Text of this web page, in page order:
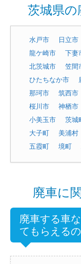
茨城県
水戸市 日立市
龍ケ崎市
下妻
北茨城市
笠間
ひたちなか市
那珂市
筑西市
桜川市
神栖市
小美玉市
茨城
大子町
美浦村
五霞町
境町
廃車に
廃車する車
てもらえる